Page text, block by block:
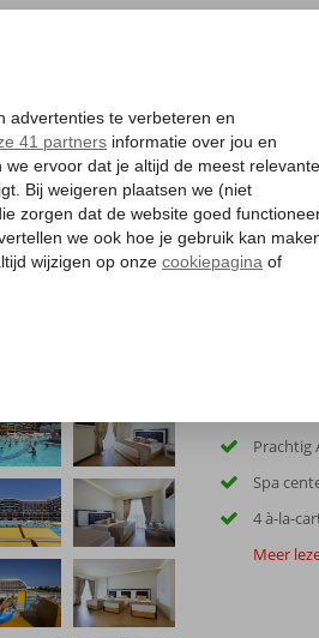
VERRE REIZEN ALL INCLUSIVE
Prachtig
Spa
4 à-la-
Meer